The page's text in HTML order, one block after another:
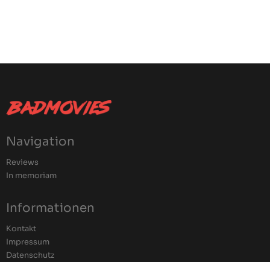
Navigation
Reviews
In memoriam
Informationen
Kontakt
Impressum
Datenschutz